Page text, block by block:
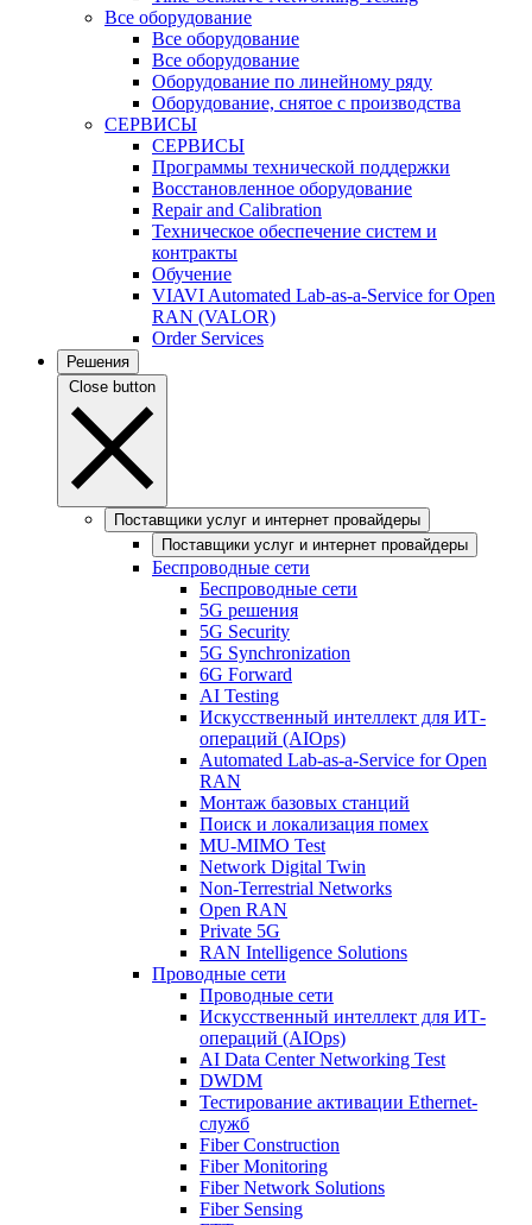
Все оборудование
Все оборудование
Все оборудование
Оборудование по линейному ряду
Оборудование, снятое с производства
СЕРВИСЫ
СЕРВИСЫ
Программы технической поддержки
Восстановленное оборудование
Repair and Calibration
Техническое обеспечение систем и
контракты
Обучение
VIAVI Automated Lab-as-a-Service for Open
RAN (VALOR)
Order Services
Решения
Close button
Поставщики услуг и интернет провайдеры
Поставщики услуг и интернет провайдеры
Беспроводные сети
Беспроводные сети
5G решения
5G Security
5G Synchronization
6G Forward
AI Testing
Искусственный интеллект для ИТ-
операций (AIOps)
Automated Lab-as-a-Service for Open
RAN
Монтаж базовых станций
Поиск и локализация помех
MU-MIMO Test
Network Digital Twin
Non-Terrestrial Networks
Open RAN
Private 5G
RAN Intelligence Solutions
Проводные сети
Проводные сети
Искусственный интеллект для ИТ-
операций (AIOps)
AI Data Center Networking Test
DWDM
Тестирование активации Ethernet-
служб
Fiber Construction
Fiber Monitoring
Fiber Network Solutions
Fiber Sensing